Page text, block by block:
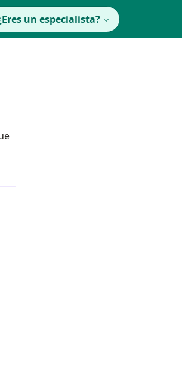
un especialista?